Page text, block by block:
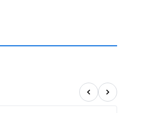
conexión. ¡Reserva hoy para